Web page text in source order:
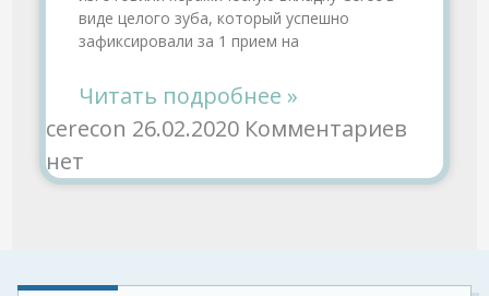
виде целого зуба, который успешно
зафиксировали за 1 прием на
Читать подробнее »
cerecon 26.02.2020 Комментариев
нет